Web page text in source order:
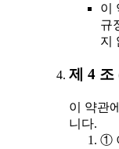
이
규
지
제 4 조
이 약관
니다.
①